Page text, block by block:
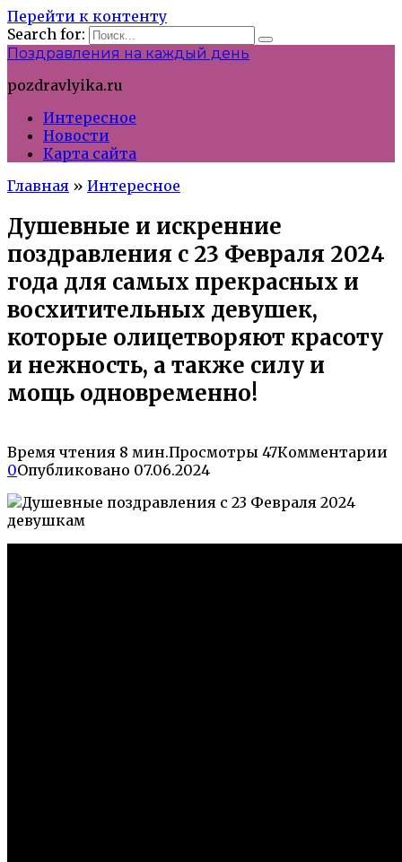
Перейти к контенту
Search for:
Поздравления на каждый день
pozdravlyika.ru
Интересное
Новости
Карта сайта
Главная » Интересное
Душевные и искренние
поздравления с 23 Февраля 2024
года для самых прекрасных и
восхитительных девушек,
которые олицетворяют красоту
и нежность, а также силу и
мощь одновременно!
Время чтения 8 мин.Просмотры 47Комментарии
0Опубликовано 07.06.2024